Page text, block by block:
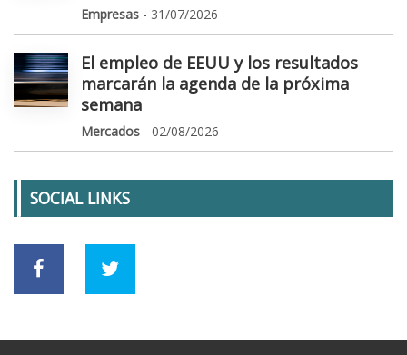
Empresas - 31/07/2026
El empleo de EEUU y los resultados
marcarán la agenda de la próxima
semana
Mercados - 02/08/2026
SOCIAL LINKS